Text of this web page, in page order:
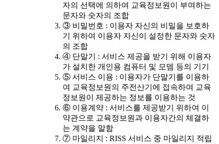
자의 선택에 의하여 교육정보원이 부여하는
문자와 숫자의 조합
③ 비밀번호 : 이용자 자신의 비밀을 보호하
기 위하여 이용자 자신이 설정한 문자와 숫자
의 조합
④ 단말기 : 서비스 제공을 받기 위해 이용자
가 설치한 개인용 컴퓨터 및 모뎀 등의 기기
⑤ 서비스 이용 : 이용자가 단말기를 이용하
여 교육정보원의 주전산기에 접속하여 교육
정보원이 제공하는 정보를 이용하는 것
⑥ 이용계약 : 서비스를 제공받기 위하여 이
약관으로 교육정보원과 이용자간의 체결하
는 계약을 말함
⑦ 마일리지 : RISS 서비스 중 마일리지 적립